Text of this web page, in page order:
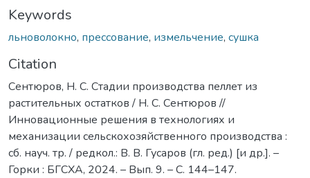
Keywords
льноволокно, прессование, измельчение, сушка
Citation
Сентюров, Н. С. Стадии производства пеллет из
растительных остатков / Н. С. Сентюров //
Инновационные решения в технологиях и
механизации сельскохозяйственного производства :
сб. науч. тр. / редкол.: В. В. Гусаров (гл. ред.) [и др.]. –
Горки : БГСХА, 2024. – Вып. 9. – С. 144–147.